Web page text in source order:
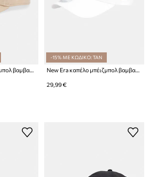
New Era καπέλο μπέιζμπολ βαμβακερό LE EFRAME LA DODGERS
-15% ΜΕ ΚΩΔΙΚΟ: TAN
New Era καπέλο μπέιζμπολ βαμβακερό FLORAL INFILL 940 NYY
29,99 €